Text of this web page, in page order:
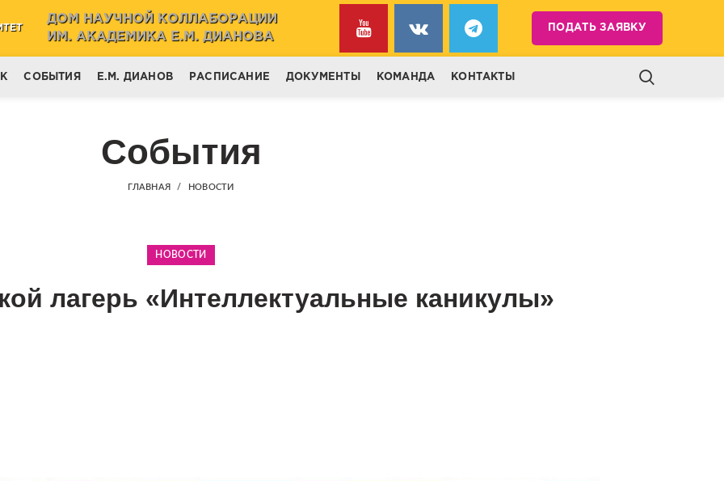
ДОМ НАУЧНОЙ КОЛЛАБОРАЦИИ
ИМ. АКАДЕМИКА Е.М. ДИАНОВА
ПОДАТЬ ЗАЯВКУ
СОБЫТИЯ Е.М. ДИАНОВ РАСПИСАНИЕ ДОКУМЕНТЫ КОМАНДА КОНТАКТЫ
События
ГЛАВНАЯ НОВОСТИ
НОВОСТИ
лагерь «Интеллектуальные каникулы»